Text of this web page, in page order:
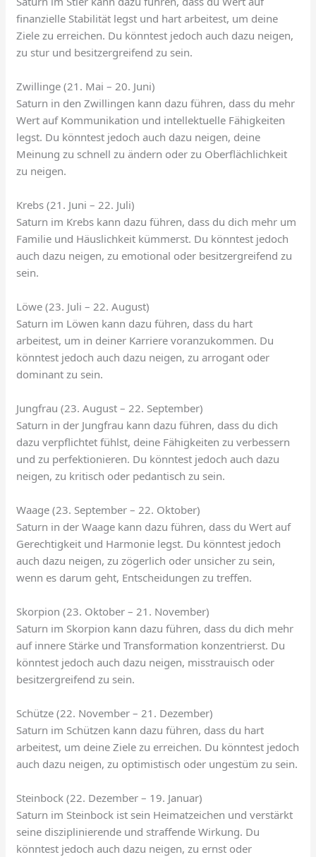
finanzielle Stabilität legst und hart arbeitest, um deine
Ziele zu erreichen. Du könntest jedoch auch dazu neigen,
zu stur und besitzergreifend zu sein.
Zwillinge (21. Mai – 20. Juni)
Saturn in den Zwillingen kann dazu führen, dass du mehr
Wert auf Kommunikation und intellektuelle Fähigkeiten
legst. Du könntest jedoch auch dazu neigen, deine
Meinung zu schnell zu ändern oder zu Oberflächlichkeit
zu neigen.
Krebs (21. Juni – 22. Juli)
Saturn im Krebs kann dazu führen, dass du dich mehr um
Familie und Häuslichkeit kümmerst. Du könntest jedoch
auch dazu neigen, zu emotional oder besitzergreifend zu
sein.
Löwe (23. Juli – 22. August)
Saturn im Löwen kann dazu führen, dass du hart
arbeitest, um in deiner Karriere voranzukommen. Du
könntest jedoch auch dazu neigen, zu arrogant oder
dominant zu sein.
Jungfrau (23. August – 22. September)
Saturn in der Jungfrau kann dazu führen, dass du dich
dazu verpflichtet fühlst, deine Fähigkeiten zu verbessern
und zu perfektionieren. Du könntest jedoch auch dazu
neigen, zu kritisch oder pedantisch zu sein.
Waage (23. September – 22. Oktober)
Saturn in der Waage kann dazu führen, dass du Wert auf
Gerechtigkeit und Harmonie legst. Du könntest jedoch
auch dazu neigen, zu zögerlich oder unsicher zu sein,
wenn es darum geht, Entscheidungen zu treffen.
Skorpion (23. Oktober – 21. November)
Saturn im Skorpion kann dazu führen, dass du dich mehr
auf innere Stärke und Transformation konzentrierst. Du
könntest jedoch auch dazu neigen, misstrauisch oder
besitzergreifend zu sein.
Schütze (22. November – 21. Dezember)
Saturn im Schützen kann dazu führen, dass du hart
arbeitest, um deine Ziele zu erreichen. Du könntest jedoch
auch dazu neigen, zu optimistisch oder ungestüm zu sein.
Steinbock (22. Dezember – 19. Januar)
Saturn im Steinbock ist sein Heimatzeichen und verstärkt
seine disziplinierende und straffende Wirkung. Du
könntest jedoch auch dazu neigen, zu ernst oder